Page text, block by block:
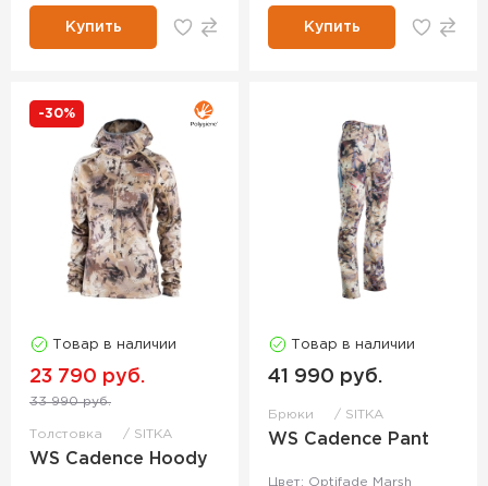
Купить Купить
-30%
Товар в наличии
23 790 руб.
33 990 руб.
Толстовка SITKA
WS Cadence Hoody
Товар в наличии
41 990 руб.
Брюки SITKA
WS Cadence Pant
Цвет: Optifade Marsh